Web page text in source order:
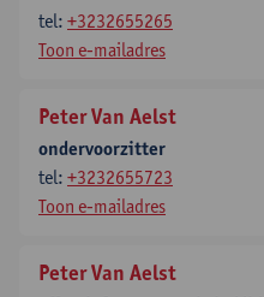
tel: +3232655265
Toon e-mailadres
Peter Van Aelst
ondervoorzitter
tel: +3232655723
Toon e-mailadres
Peter Van Aelst